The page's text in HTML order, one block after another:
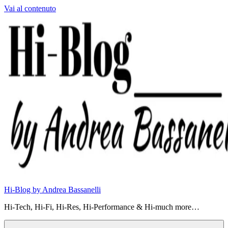
Vai al contenuto
Hi-Blog by Andrea Bassanelli
Hi-Tech, Hi-Fi, Hi-Res, Hi-Performance & Hi-much more…